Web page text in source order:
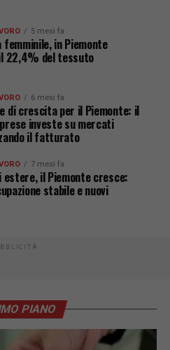
5 mesi fa
in Piemonte
22,4% del tessuto
6 mesi fa
di crescita per il Piemonte: il
investe su mercati
il fatturato
7 mesi fa
estere, il Piemonte cresce:
stabile e nuovi
PIANO